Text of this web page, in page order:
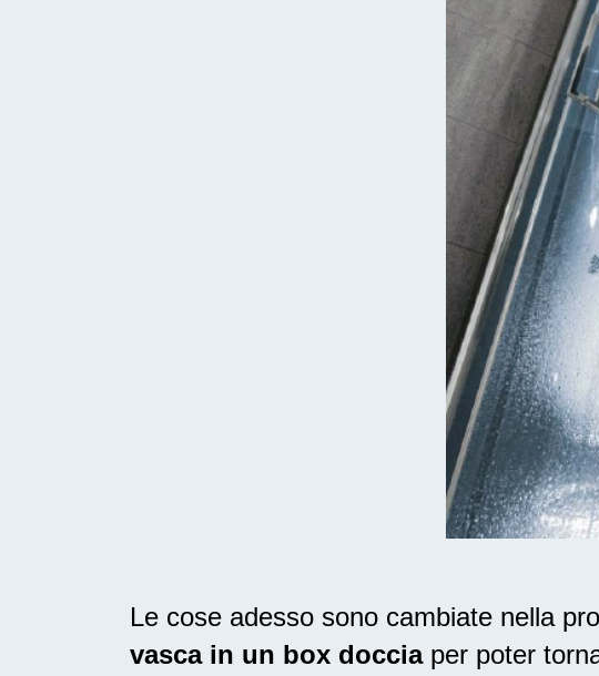
Le cose adesso sono cambiate nella
vasca in un box docciaper poter